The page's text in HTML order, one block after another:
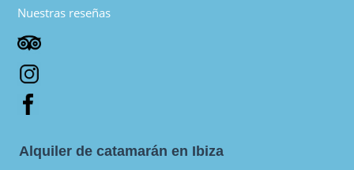
Nuestras reseñas
Alquiler de catamarán en Ibiza